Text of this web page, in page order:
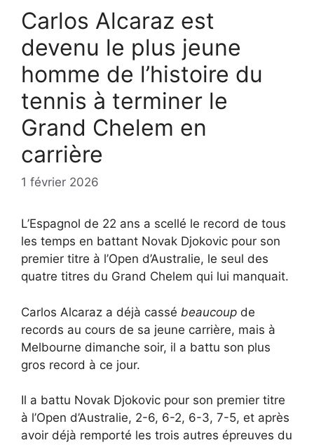
Carlos Alcaraz est
devenu le plus jeune
homme de l’histoire du
tennis à terminer le
Grand Chelem en
carrière
1 février 2026
L’Espagnol de 22 ans a scellé le record de tous
les temps en battant Novak Djokovic pour son
premier titre à l’Open d’Australie, le seul des
quatre titres du Grand Chelem qui lui manquait.
Carlos Alcaraz a déjà cassé beaucoup de
records au cours de sa jeune carrière, mais à
Melbourne dimanche soir, il a battu son plus
gros record à ce jour.
Il a battu Novak Djokovic pour son premier titre
à l’Open d’Australie, 2-6, 6-2, 6-3, 7-5, et après
avoir déjà remporté les trois autres épreuves du